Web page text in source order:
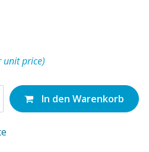
unit price)
In den Warenkorb